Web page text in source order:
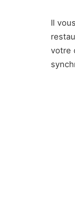
Il
votre